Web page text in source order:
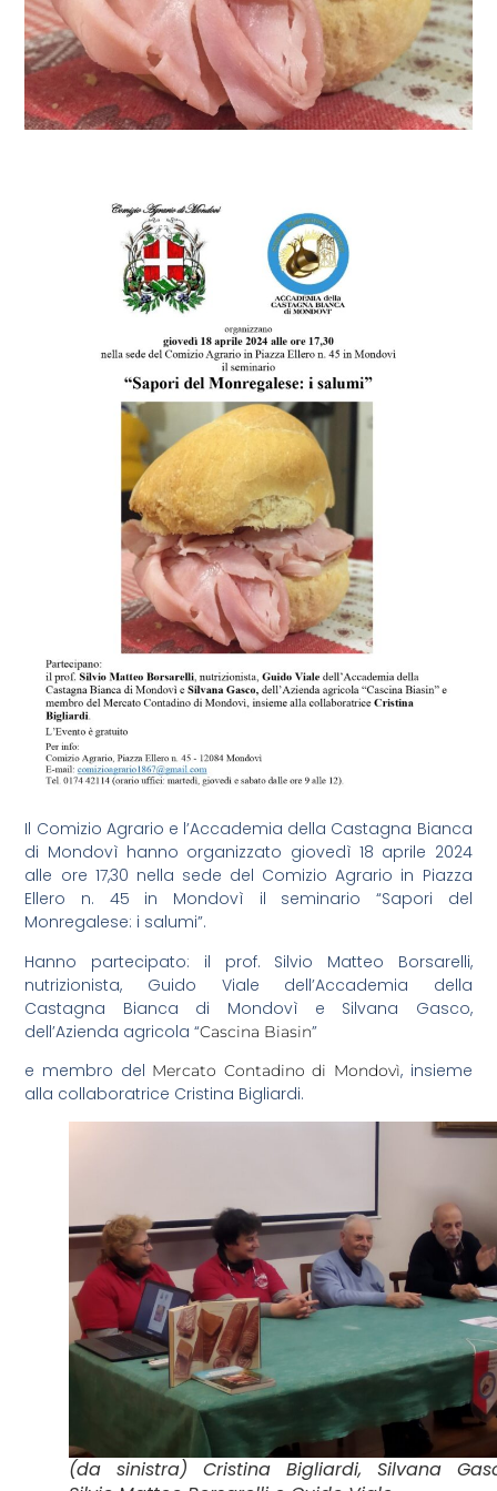
Il Comizio Agrario e l’Accademia della Castagna Bianca
di Mondovì hanno organizzato giovedì 18 aprile 2024
alle ore 17,30 nella sede del Comizio Agrario in Piazza
Ellero n. 45 in Mondovì il seminario “Sapori del
Monregalese: i salumi”.
Hanno partecipato: il prof. Silvio Matteo Borsarelli,
nutrizionista, Guido Viale dell’Accademia della
Castagna Bianca di Mondovì e Silvana Gasco,
dell’Azienda agricola “Cascina Biasin”
e membro del Mercato Contadino di Mondovì, insieme
alla collaboratrice Cristina Bigliardi.
(da sinistra) Cristina Bigliardi, Silvana